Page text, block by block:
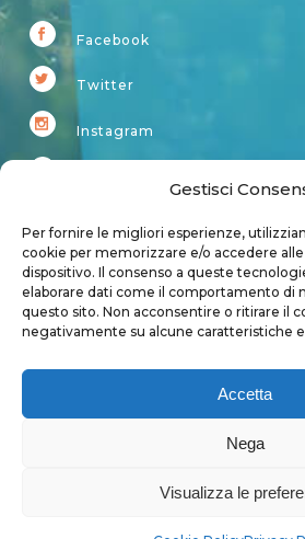
Gestisci
Per fornire le migliori esperienze,
cookie per memorizzare e/o accedere
dispositivo. Il consenso a queste
elaborare dati come il comportamento di
questo sito. Non acconsentire o ritirare il
negativamente su alcune caratteristiche
Accetta
Nega
Visualizza le
Facebook
Twitter
Instagram
Account
Login